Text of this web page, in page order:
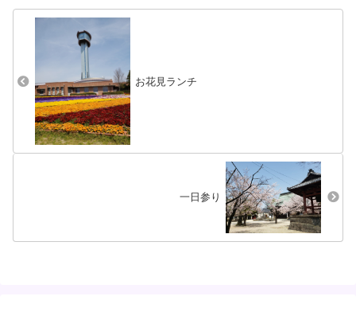
栗「ポロタン」野口式「ぽろ
たん鬼皮傷入れ器」、栗生産
農家に好評です。「ポロタン
お花見ランチ
一日参り